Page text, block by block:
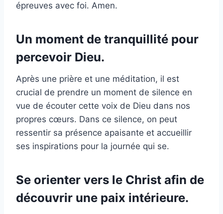
épreuves avec foi. Amen.
Un moment de tranquillité pour
percevoir Dieu.
Après une prière et une méditation, il est
crucial de prendre un moment de silence en
vue de écouter cette voix de Dieu dans nos
propres cœurs. Dans ce silence, on peut
ressentir sa présence apaisante et accueillir
ses inspirations pour la journée qui se.
Se orienter vers le Christ afin de
découvrir une paix intérieure.